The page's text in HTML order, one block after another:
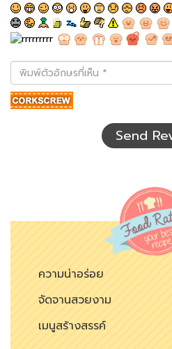
พิมพ์
ตัว
อักษร
ที่
Send
ความน่าอร่อย
จัดจานสวยงาม
เมนูสร้างสรรค์